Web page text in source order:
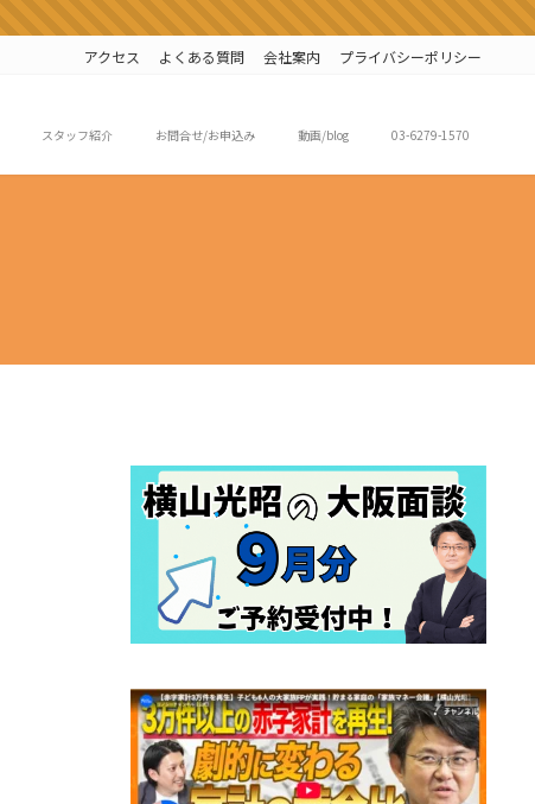
アクセス よくある質問 会社案内 プライバシーポリシー
スタッフ紹介 お問合せ/お申込み 動画/blog 03-6279-1570